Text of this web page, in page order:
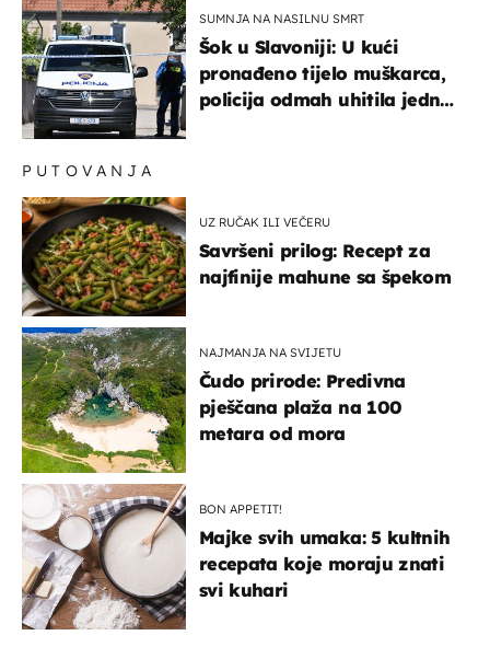
SUMNJA NA NASILNU SMRT
Šok u Slavoniji: U kući
pronađeno tijelo muškarca,
policija odmah uhitila jednu
PUTOVANJA
UZ RUČAK ILI VEČERU
Savršeni prilog: Recept za
najfinije mahune sa špekom
NAJMANJA NA SVIJETU
Čudo prirode: Predivna
pješčana plaža na 100
metara od mora
BON APPETIT!
Majke svih umaka: 5 kultnih
recepata koje moraju znati
svi kuhari